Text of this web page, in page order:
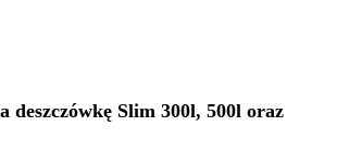
deszczówkę Slim 300l, 500l oraz